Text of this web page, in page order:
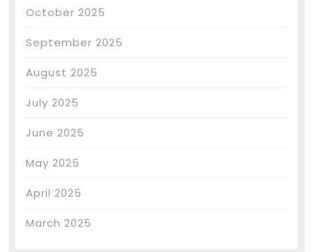
October 2025
September 2025
August 2025
July 2025
June 2025
May 2025
April 2025
March 2025